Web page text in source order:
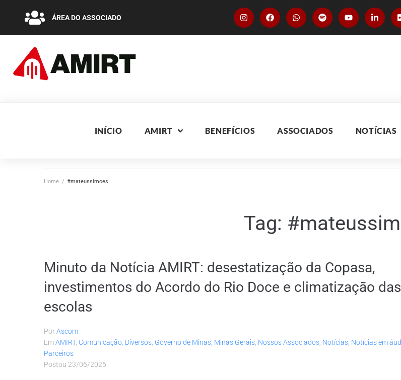
ÁREA DO ASSOCIADO
INÍCIO AMIRT BENEFÍCIOS ASSOCIADOS NOTÍCIAS
Home / #mateussimoes
Tag:
Minuto da Notícia AMIRT: desestatização da Copasa,
investimentos do Acordo do Rio Doce e climatização das
escolas
PorAscom
EmAMIRT, Comunicação Diversos Governo de Minas Minas Gerais Nossos Associados Notícias Notícias em
Parceiros
Postou 23/06/2026